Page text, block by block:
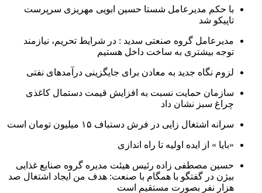
با حکم مدیرعامل شستا حسین ابویی مهریزی سرپرست
تاپیکو شد
مدیرعامل گروه صنعتی سدید : در شرایط تحریم، نیازمند
توجه بیشتری به ساخت داخل هستیم
لزوم نگاه جدید به معادن برای جایگزینی درآمدهای نفتی
سازمان حمایت نسبت به افزایش قیمت دستمال کاغذی
چراغ سبز نشان داد
سرانه اشتغال زایی در فرش دستباف ۱۵ میلیون تومان است
«بایا » از ایده اولیه تا راه اندازی
حسین مصطفی زاده رئیس هیئت مدیره گروه صنایع غذایی
بیژن در گفتگو با همگام با صنعت: هدف من ایجاد اشتغال صد
هزار نفر بصورت مستقیم است